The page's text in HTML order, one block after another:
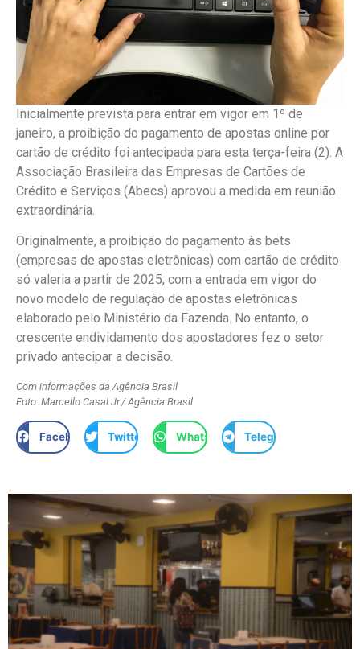
Inicialmente prevista para entrar em vigor em 1º de
janeiro, a proibição do pagamento de apostas online por
cartão de crédito foi antecipada para esta terça-feira (2). A
Associação Brasileira das Empresas de Cartões de
Crédito e Serviços (Abecs) aprovou a medida em reunião
extraordinária.
Originalmente, a proibição do pagamento às bets
(empresas de apostas eletrônicas) com cartão de crédito
só valeria a partir de 2025, com a entrada em vigor do
novo modelo de regulação de apostas eletrônicas
elaborado pelo Ministério da Fazenda. No entanto, o
crescente endividamento dos apostadores fez o setor
privado antecipar a decisão.
Com informações da Agência Brasil
Foto: Marcello Casal Jr./ Agência Brasil
Facebook Twitter WhatsApp Telegram